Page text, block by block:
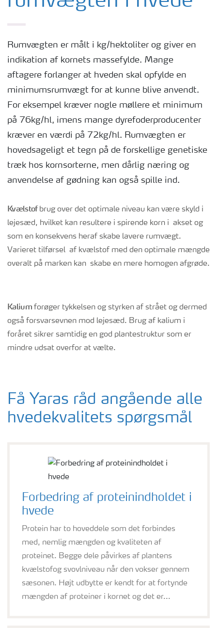
Rumvægten er målt i kg/hektoliter og giver en
indikation af kornets massefylde. Mange
aftagere forlanger at hveden skal opfylde en
minimumsrumvægt for at kunne blive anvendt.
For eksempel kræver nogle møllere et minimum
på 76kg/hl, imens mange dyrefoderproducenter
kræver en værdi på 72kg/hl. Rumvægten er
hovedsageligt et tegn på de forskellige genetiske
træk hos kornsorterne, men dårlig næring og
anvendelse af gødning kan også spille ind.
Kvælstofbrug over det optimale niveau kan være skyld i
lejesæd, hvilket kan resultere i spirende korn i akset og
som en konsekvens heraf skabe lavere rumvægt.
Varieret tilførsel af kvælstof med den optimale mængde
overalt på marken kan skabe en mere homogen afgrøde.
Kaliumforøger tykkelsen og styrken af strået og dermed
også forsvarsevnen mod lejesæd. Brug af kalium i
foråret sikrer samtidig en god plantestruktur som er
mindre udsat overfor at vælte.
Få Yaras råd angående alle
hvedekvalitets spørgsmål
Forbedring af proteinindholdet i
hvede
Protein har to hoveddele som det forbindes
med, nemlig mængden og kvaliteten af
proteinet. Begge dele påvirkes af plantens
kvælstofog svovlniveau når den vokser gennem
sæsonen. Højt udbytte er kendt for at fortynde
mængden af proteiner i kornet og det er...